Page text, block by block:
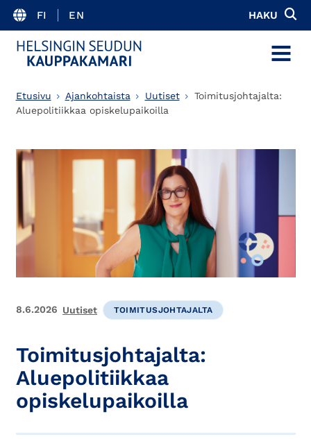
FI EN HAKU
MENU
Etusivu Ajankohtaista Uutiset
Toimitusjohtajalta:
Aluepolitiikkaa opiskelupaikoilla
8.6.2026 Uutiset TOIMITUSJOHTAJALTA
Toimitusjohtajalta:
Aluepolitiikkaa
opiskelupaikoilla